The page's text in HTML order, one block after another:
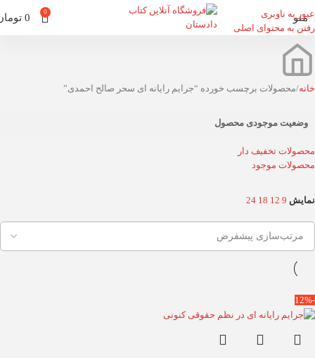
عبور به ناوبری
رفتن به محتوای اصلی
منو 0
0
خانه محصولات برچسب خورده “جرایم رایانه ای سحر صالح احمدی”
وضعیت موجودی محصول
محصولات تخفیف دار
محصولات موجود
نمایش 9
12
18
24
-12%